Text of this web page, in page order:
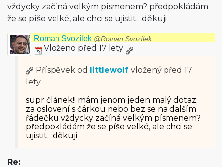
vždycky začíná velkým písmenem? předpokládám
že se píše velké, ale chci se ujistit…děkuji
Roman Svozílek @Roman Svozílek
Vloženo před 17 lety
Příspěvek od littlewolf vložený před 17
lety
supr článek!! mám jenom jeden malý dotaz:
za oslovení s čárkou nebo bez se na dalším
řádečku vždycky začíná velkým písmenem?
předpokládám že se píše velké, ale chci se
ujistit…děkuji
Re: